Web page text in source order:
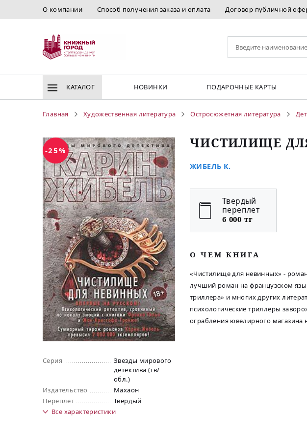
О компании Способ получения заказа и оплата Договор публичной
КАТАЛОГ НОВИНКИ ПОДАРОЧНЫЕ КАРТЫ
Главная Художественная литература Остросюжетная литература
-25%
Серия
Звезды мирового
детектива (тв/
обл.)
Издательство
Махаон
Переплет
Твердый
Все характеристики
ЧИСТИЛИЩЕ
ЖИБЕЛЬ К.
Твердый
переплет
6 000 тг
O ЧЕМ КНИГА
«Чистилище для невинных» -
лучший роман на французском
триллера» и многих других
психологические триллеры
ограбления ювелирного магазина